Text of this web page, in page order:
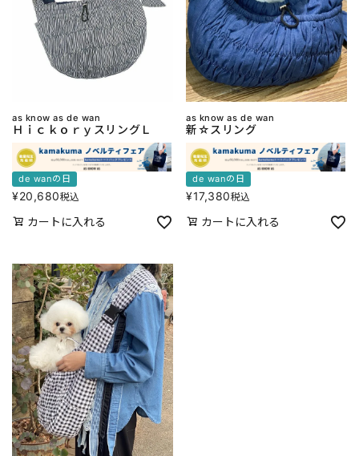
as know as de wan
ＨｉｃｋｏｒｙスリングＬ
de wanの日
¥20,680税込
カートに入れる
as know as de wan
新☆スリング
de wanの日
¥17,380税込
カートに入れる